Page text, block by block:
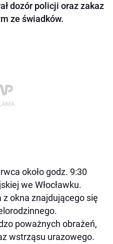
dozór policji oraz zakaz
ze świadków.
około godz. 9:30
we Włocławku.
z okna znajdującego się
poważnych obrażeń,
wstrząsu urazowego.